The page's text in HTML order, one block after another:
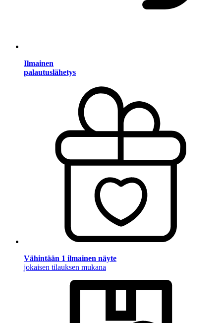
Ilmainen
palautuslähetys
Vähintään 1 ilmainen näyte
jokaisen tilauksen mukana